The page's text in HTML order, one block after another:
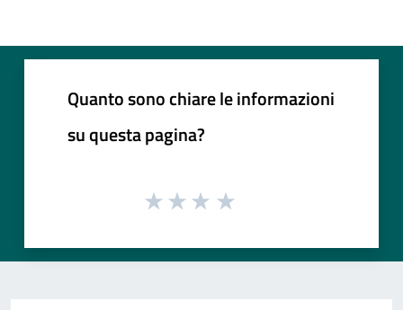
Quanto sono chiare le informazioni
su questa pagina?